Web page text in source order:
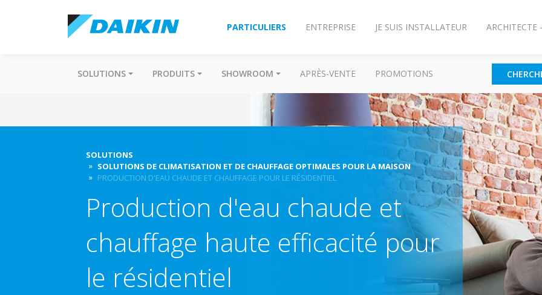
PARTICULIERS ENTREPRISE JE SUIS INSTALLATEUR ARCHITECTE
SOLUTIONS PRODUITS SHOWROOM APRÈS-VENTE PROMOTIONS
SOLUTIONS
SOLUTIONS DE CLIMATISATION ET DE CHAUFFAGE OPTIMALES POUR LA MAISON
PRODUCTION D'EAU CHAUDE ET CHAUFFAGE POUR LE RÉSIDENTIEL
Production d'eau chaude et
chauffage haute efficacité pour
le résidentiel